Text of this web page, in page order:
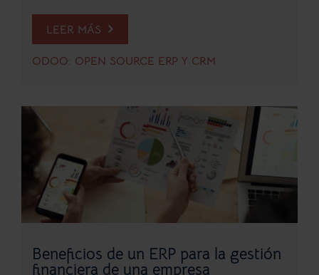
LEER MÁS
ODOO: OPEN SOURCE ERP Y CRM
Beneficios de un ERP para la gestión
financiera de una empresa